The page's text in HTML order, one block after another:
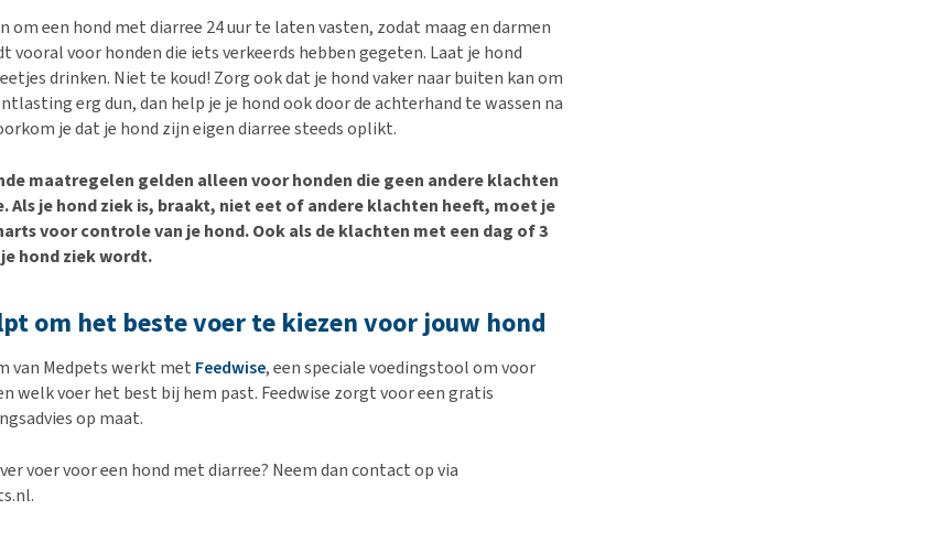
om een hond met diarree 24 uur te laten vasten, zodat maag en darmen
vooral voor honden die iets verkeerds hebben gegeten. Laat je hond
drinken. Niet te koud! Zorg ook dat je hond vaker naar buiten kan om
erg dun, dan help je je hond ook door de achterhand te wassen na
je dat je hond zijn eigen diarree steeds oplikt.
maatregelen gelden alleen voor honden die geen andere klachten
Als je hond ziek is, braakt, niet eet of andere klachten heeft, moet je
voor controle van je hond. Ook als de klachten met een dag of 3
hond ziek wordt.
om het beste voer te kiezen voor jouw hond
van Medpets werkt met Feedwise, een speciale voedingstool om voor
welk voer het best bij hem past. Feedwise zorgt voor een gratis
op maat.
voer voor een hond met diarree? Neem dan contact op via